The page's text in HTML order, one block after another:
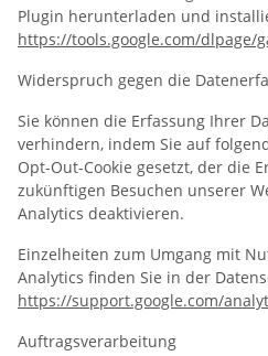
Plugin herunterladen und
https://tools.google.com/dlpage/
Widerspruch gegen die
Sie können die Erfassung Ihrer
verhindern, indem Sie auf
Opt-Out-Cookie gesetzt, der die
zukünftigen Besuchen unserer
Analytics deaktivieren.
Einzelheiten zum Umgang mit
Analytics finden Sie in der
https://support.google.com/
Auftragsverarbeitung